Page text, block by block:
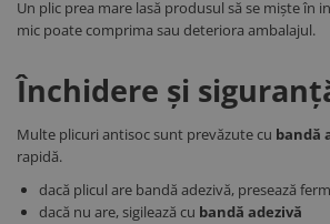
Un plic prea mare lasă produsul să se miște în
mic poate comprima sau deteriora ambalajul.
Închidere și
Multe plicuri antisoc sunt prevăzute cu bandă
rapidă.
dacă plicul are bandă adezivă, presează
dacă nu are, sigilează cu bandă adezivă